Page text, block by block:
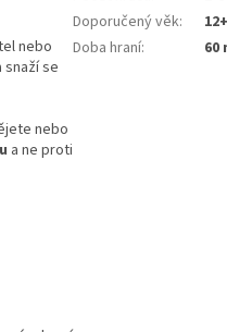
nebo
snaží se
nebo
a ne proti
Doporučený věk:
12+
Doba hraní: 60